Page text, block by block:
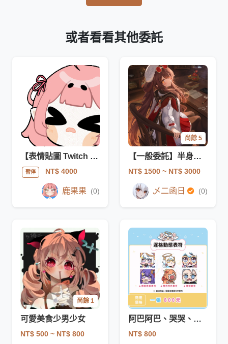
或者看看其他委託
【表情貼圖 Twitch emote】1.0貼圖套組
暫停 NT$ 4000
鹿果果 (0)
尚餘 5
【一般委託】半身二次元角色
NT$ 1500 ~ NT$ 3000
乄二函日 (0)
尚餘 1
可愛美食少男少女
NT$ 500 ~ NT$ 800
阿巴阿巴、哭哭、拜託拜託動圖
NT$ 800